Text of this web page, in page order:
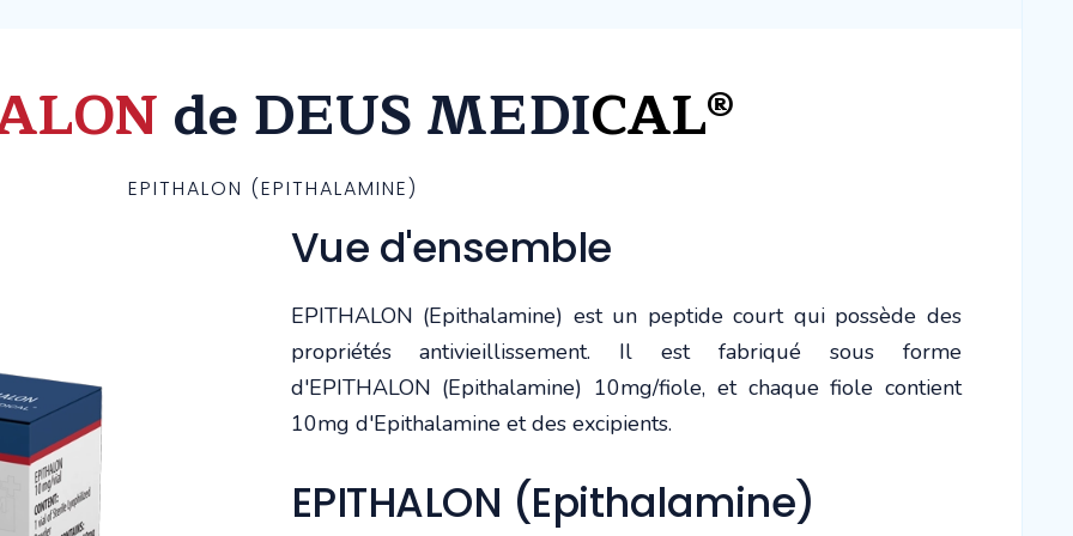
de DEUS MEDICAL®
EPITHALON (EPITHALAMINE)
Vue d'ensemble
EPITHALON (Epithalamine) est un peptide court qui possède des
propriétés antivieillissement. Il est fabriqué sous forme
d'EPITHALON (Epithalamine) 10mg/fiole, et chaque fiole contient
10mg d'Epithalamine et des excipients.
EPITHALON (Epithalamine)